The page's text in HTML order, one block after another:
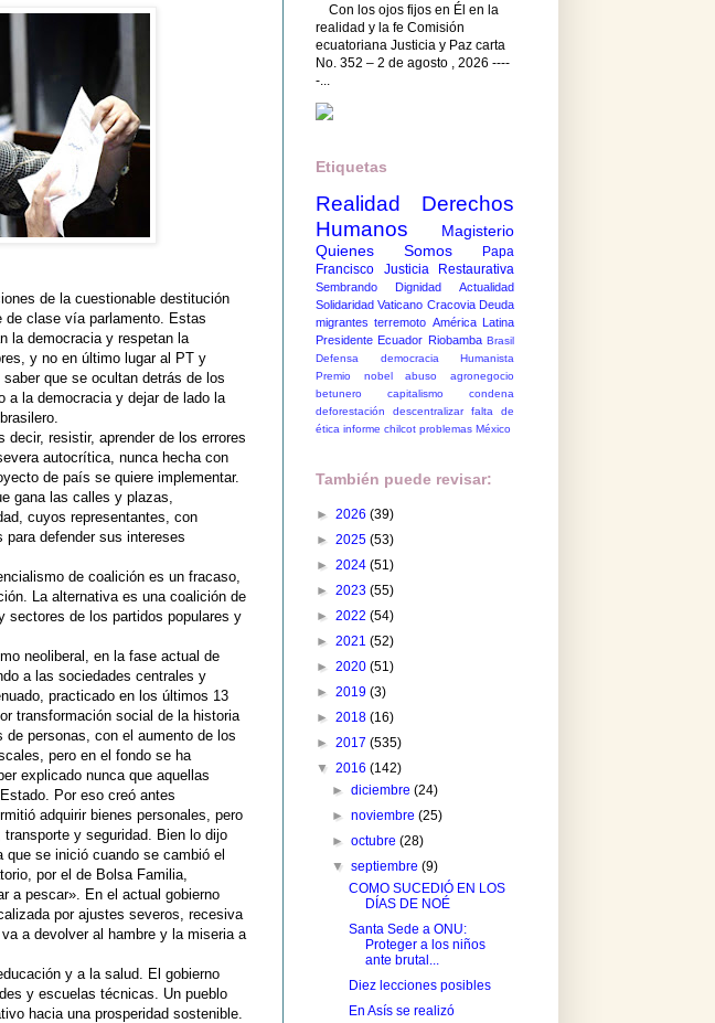
de la cuestionable destitución
de clase vía parlamento. Estas
la democracia y respetan la
y no en último lugar al PT y
que se ocultan detrás de los
a la democracia y dejar de lado la
decir, resistir, aprender de los errores
autocrítica, nunca hecha con
de país se quiere implementar.
gana las calles y plazas,
cuyos representantes, con
defender sus intereses
de coalición es un fracaso,
La alternativa es una coalición de
sectores de los partidos populares y
neoliberal, en la fase actual de
a las sociedades centrales y
practicado en los últimos 13
transformación social de la historia
personas, con el aumento de los
pero en el fondo se ha
explicado nunca que aquellas
Por eso creó antes
adquirir bienes personales, pero
y seguridad. Bien lo dijo
se inició cuando se cambió el
por el de Bolsa Familia,
a pescar». En el actual gobierno
por ajustes severos, recesiva
a devolver al hambre y la miseria a
y a la salud. El gobierno
y escuelas técnicas. Un pueblo
hacia una prosperidad sostenible.
Con los ojos fijos en Él en la
realidad y la fe Comisión
ecuatoriana Justicia y Paz carta
No. 352 – 2 de agosto , 2026 ----
-...
Etiquetas
Realidad
Derechos
Humanos
Magisterio
Quienes Somos
Papa
Francisco
Justicia Restaurativa
Sembrando Dignidad
Actualidad
Solidaridad Vaticano Cracovia Deuda
migrantes terremoto América Latina
Presidente Ecuador Riobamba Brasil
Defensa democracia
Humanista
Premio nobel
abuso
agronegocio
betunero
capitalismo
condena
deforestación
descentralizar
falta de
ética informe chilcot problemas México
También puede revisar:
► 2026 (39)
► 2025 (53)
► 2024 (51)
► 2023 (55)
► 2022 (54)
► 2021 (52)
► 2020 (51)
► 2019 (3)
► 2018 (16)
► 2017 (535)
▼ 2016 (142)
►diciembre(24)
►noviembre(25)
►octubre(28)
▼septiembre(9)
COMO SUCEDIÓ EN LOS
DÍAS DE NOÉ
Santa Sede a ONU:
Proteger a los niños
ante brutal...
Diez lecciones posibles
En Asís se realizó